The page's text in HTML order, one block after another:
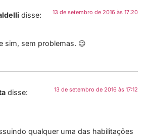
disse: 13 de setembro de 2016 às 17:20
sim, sem problemas. 😉
disse: 13 de setembro de 2016 às 17:12
qualquer uma das habilitações